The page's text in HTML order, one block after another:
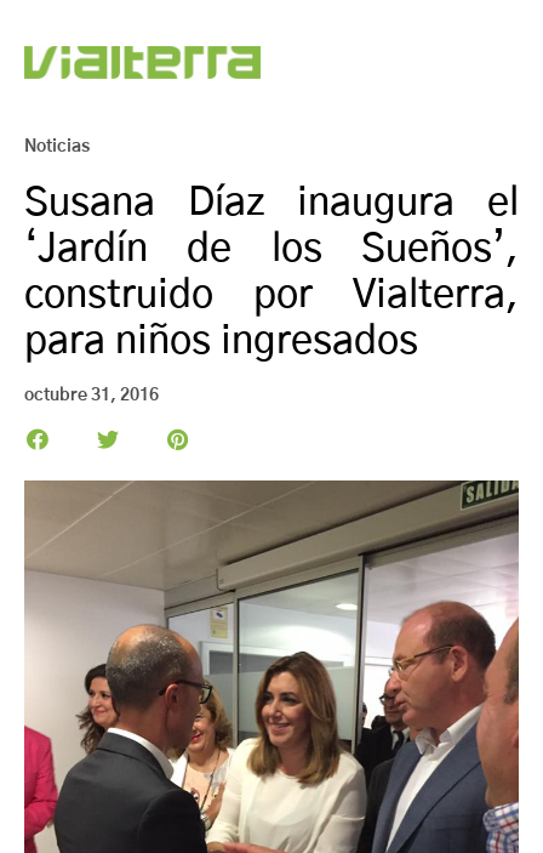
Noticias
Susana Díaz inaugura el
‘Jardín de los Sueños’,
construido por Vialterra,
para niños ingresados
octubre 31, 2016